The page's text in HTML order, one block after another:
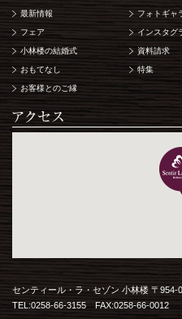
最新情報
フェア
小林楼の結婚式
おもてなし
お客様とのご縁
フォトギャ
インスタグ
資料請求
特集
センティール・ラ・セゾン 小林楼 〒
TEL:0258-66-3155 FAX:0258-66-0012